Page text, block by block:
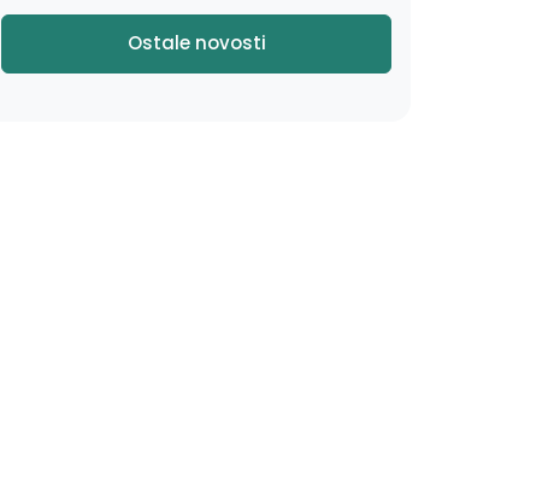
Ostale novosti